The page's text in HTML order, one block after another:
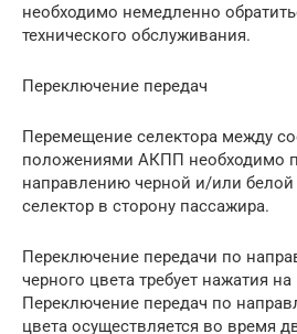
необходимо немедленно
технического обслуживания.
Переключение передач
Перемещение селектора между
положениями АКПП необходимо
направлению черной и/или белой
селектор в сторону пассажира.
Переключение передачи по
черного цвета требует нажатия
Переключение передач по
цвета осуществляется во время